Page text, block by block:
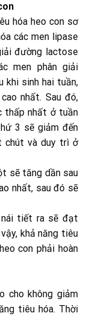
hóa heo con sơ
các men lipase
đường lactose
men phân giải
khi sinh hai tuần,
nhất. Sau đó,
thấp nhất ở tuần
3 sẽ giảm đến
chút và duy trì ở
sẽ tăng dần sau
nhất, sau đó sẽ
nái tiết ra sẽ đạt
khả năng tiêu
con phải hoàn
cho không giảm
tiêu hóa. Thời